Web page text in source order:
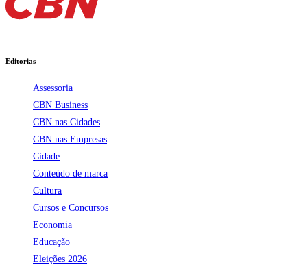
Editorias
Assessoria
CBN Business
CBN nas Cidades
CBN nas Empresas
Cidade
Conteúdo de marca
Cultura
Cursos e Concursos
Economia
Educação
Eleições 2026